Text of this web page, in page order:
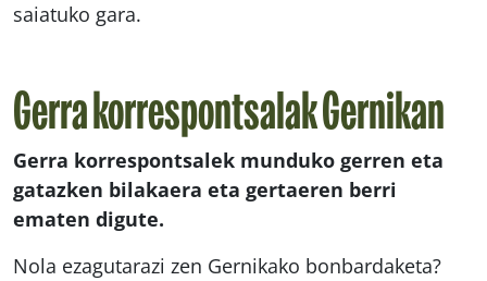
saiatuko gara.
Gerra korrespontsalak Gernikan
Gerra korrespontsalek munduko gerren eta
gatazken bilakaera eta gertaeren berri
ematen digute.
Nola ezagutarazi zen Gernikako bonbardaketa?